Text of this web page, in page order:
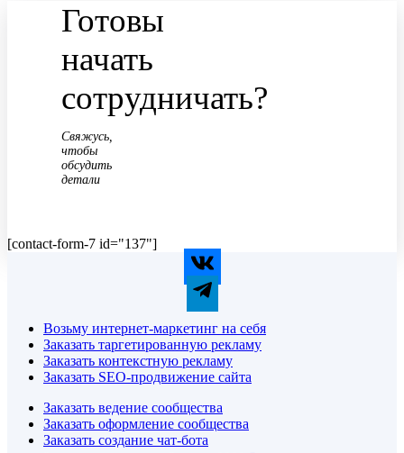
Готовы
начать
сотрудничать?
Свяжусь,
чтобы
обсудить
детали
[contact-form-7 id="137"]
Возьму интернет-маркетинг на себя
Заказать таргетированную рекламу
Заказать контекстную рекламу
Заказать SEO-продвижение сайта
Заказать ведение сообщества
Заказать оформление сообщества
Заказать создание чат-бота